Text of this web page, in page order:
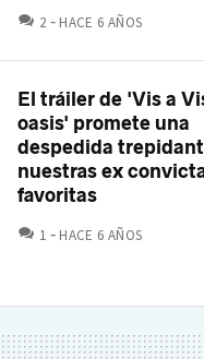
2 COMENTARIOS
HACE 6 AÑOS
El tráiler de 'Vis a
oasis' promete una
despedida
nuestras ex
favoritas
1 COMENTARIOS
HACE 6 AÑOS